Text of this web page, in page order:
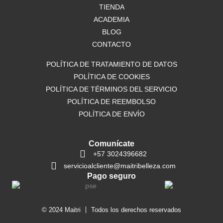
r
a
m
TIENDA
ACADEMIA
BLOG
CONTACTO
POLÍTICA DE TRATAMIENTO DE DATOS
POLÍTICA DE COOKIES
POLÍTICA DE TÉRMINOS DEL SERVICIO
POLÍTICA DE REEMBOLSO
POLÍTICA DE ENVÍO
Comunícate
+57 3024396682
servicioalcliente@maitribelleza.com
Pago seguro
© 2024 Maitri Todos los derechos reservados